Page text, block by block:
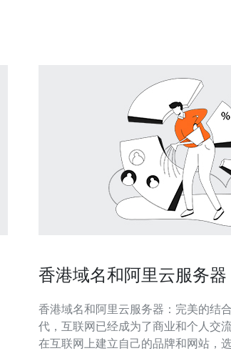
香港域名和阿里云服务
香港域名和阿里云服务器：完美的结合 在当今数字化时
代，互联网已经成为了商业和个人交
在互联网上建立自己的品牌和网站，